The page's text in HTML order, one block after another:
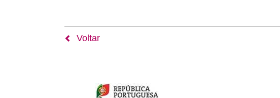
Voltar